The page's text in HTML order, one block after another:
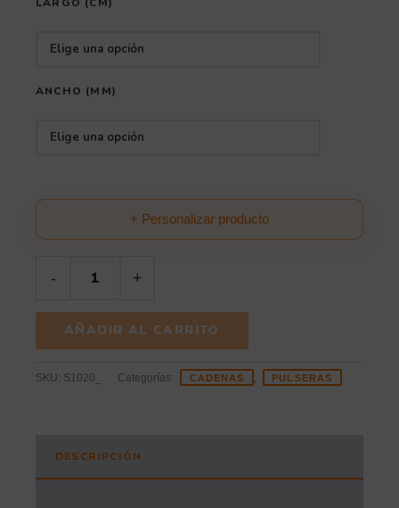
ANCHO (MM)
+ Personalizar producto
- +
AÑADIR AL CARRITO
SKU: S1020_ Categorías: CADENAS PULSERAS
DESCRIPCIÓN